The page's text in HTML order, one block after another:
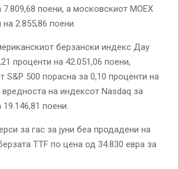
поени, а московскиот MOEX
2.855,86 поени.
берзански индекс Дау
проценти на 42.051,06 поени,
S&P 500 порасна за 0,10 проценти на
вредноста на индексот Nasdaq за
19.146,81 поени.
за гас за јуни беа продадени на
TTF по цена од 34.830 евра за